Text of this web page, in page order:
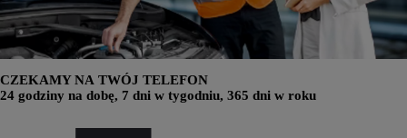
CZEKAMY NA TWÓJ TELEFON
24 godziny na dobę, 7 dni w tygodniu, 365 dni w roku